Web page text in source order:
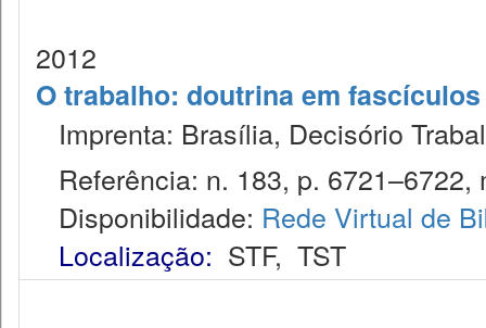
2012
O trabalho: doutrina em
Imprenta: Brasília, Decisório
Referência: n. 183, p. 6721–6722,
Disponibilidade: Rede Virtual de
Localização: STF, TST